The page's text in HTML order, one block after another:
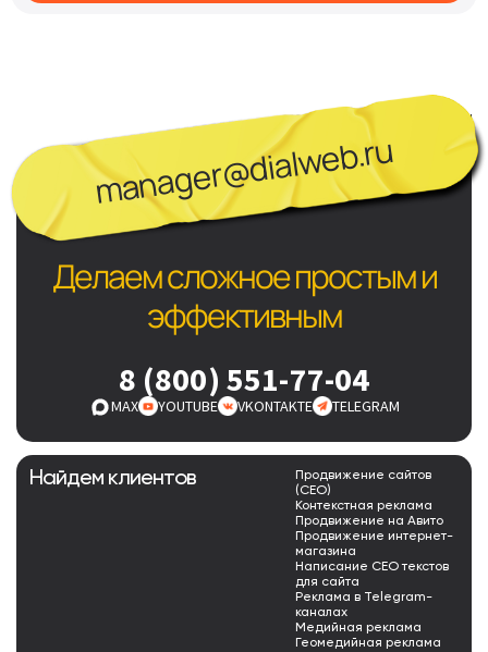
Найдем клиентов
Продвижение сайтов
(СЕО)
Контекстная реклама
Продвижение на Авито
Продвижение интернет-
магазина
Написание СЕО текстов
для сайта
Реклама в Telegram-
каналах
Медийная реклама
Геомедийная реклама
manager@dialweb.ru
Делаем сложное простым и
эффективным
8 (800) 551-77-04
MAX YOUTUBE VKONTAKTE TELEGRAM